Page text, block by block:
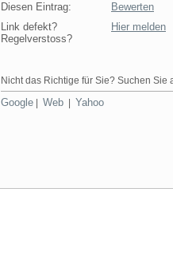
Diesen Eintrag:
Bewerten
Link defekt?
Regelverstoss?
Hier melden
Nicht das Richtige für Sie? Suchen Sie
Google Web Yahoo